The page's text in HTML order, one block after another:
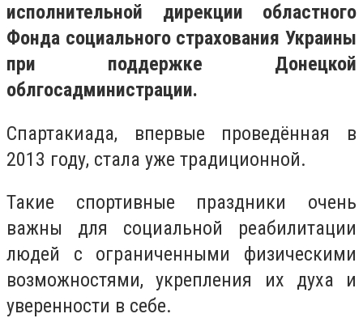
исполнительной дирекции областного
Фонда социального страхования Украины
при поддержке Донецкой
облгосадминистрации.
Спартакиада, впервые проведённая в
2013 году, стала уже традиционной.
Такие спортивные праздники очень
важны для социальной реабилитации
людей с ограниченными физическими
возможностями, укрепления их духа и
уверенности в себе.